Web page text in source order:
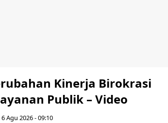
Kinerja Birokrasi
Publik – Video
Agu 2026 - 09:10